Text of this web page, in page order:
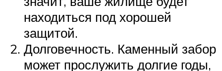
находиться под хорошей
защитой.
Долговечность. Каменный забор
может прослужить долгие годы,